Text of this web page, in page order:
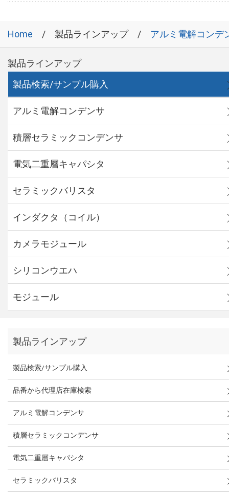
Home 製品ラインアップ アルミ電解コンデ
製品ラインアップ
製品検索/サンプル購入
アルミ電解コンデンサ
積層セラミックコンデンサ
電気二重層キャパシタ
セラミックバリスタ
インダクタ（コイル）
カメラモジュール
シリコンウエハ
モジュール
製品ラインアップ
製品検索/サンプル購入
品番から代理店在庫検索
アルミ電解コンデンサ
積層セラミックコンデンサ
電気二重層キャパシタ
セラミックバリスタ